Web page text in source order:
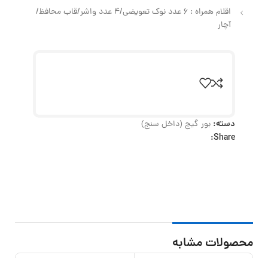
اقلام همراه : 6 عدد نوک تعویضی/4 عدد واشر/قاب محافظ/
آچار
دسته: بور گیج (داخل سنج)
Share:
محصولات مشابه